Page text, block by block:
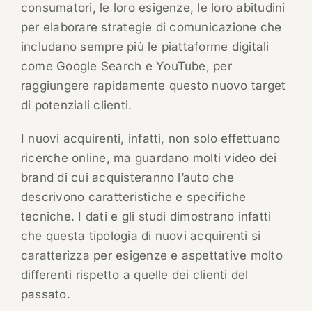
consumatori, le loro esigenze, le loro abitudini
per elaborare strategie di comunicazione che
includano sempre più le piattaforme digitali
come Google Search e YouTube, per
raggiungere rapidamente questo nuovo target
di potenziali clienti.
I nuovi acquirenti, infatti, non solo effettuano
ricerche online, ma guardano molti video dei
brand di cui acquisteranno l’auto che
descrivono caratteristiche e specifiche
tecniche. I dati e gli studi dimostrano infatti
che questa tipologia di nuovi acquirenti si
caratterizza per esigenze e aspettative molto
differenti rispetto a quelle dei clienti del
passato.